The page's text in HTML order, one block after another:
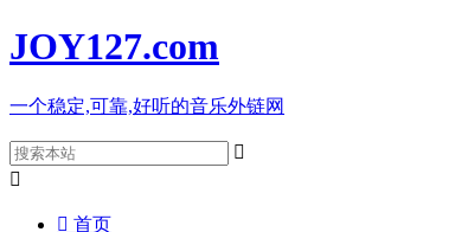
JOY127.com
一个稳定,可靠,好听的音乐外链网


 首页